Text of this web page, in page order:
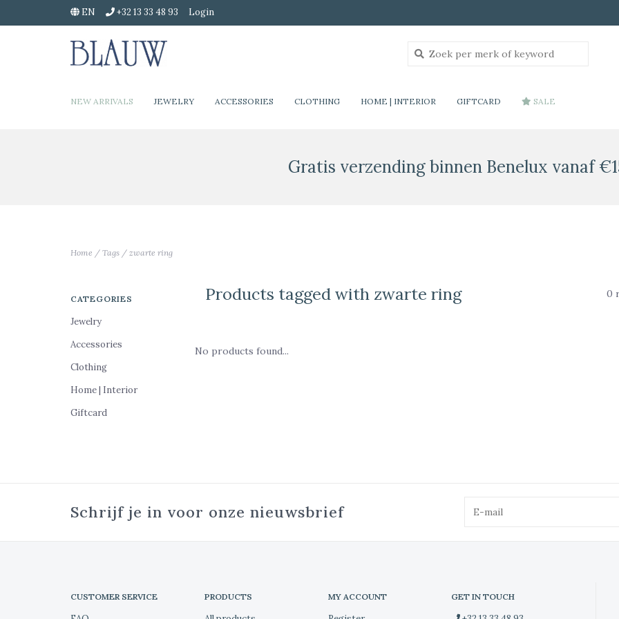
EN +32 13 33 48 93 Login
NEW ARRIVALS JEWELRY ACCESSORIES CLOTHING HOME | INTERIOR GIFTCARD SALE
Gratis verzending binnen Benelux vanaf
Home / Tags / zwarte ring
CATEGORIES
Jewelry
Accessories
Clothing
Home | Interior
Giftcard
Products tagged with zwarte ring 0
No products found...
Schrijf je in voor onze nieuwsbrief
CUSTOMER SERVICE PRODUCTS MY ACCOUNT GET IN TOUCH